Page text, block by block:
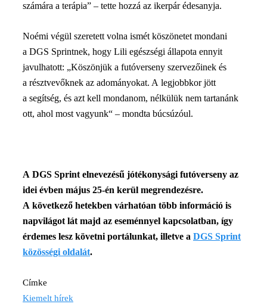
számára a terápia” – tette hozzá az ikerpár édesanyja.
Noémi végül szeretett volna ismét köszönetet mondani
a DGS Sprintnek, hogy Lili egészségi állapota ennyit
javulhatott: „Köszönjük a futóverseny szervezőinek és
a résztvevőknek az adományokat. A legjobbkor jött
a segítség, és azt kell mondanom, nélkülük nem tartanánk
ott, ahol most vagyunk“ – mondta búcsúzóul.
A DGS Sprint elnevezésű jótékonysági futóverseny az
idei évben május 25-én kerül megrendezésre.
A következő hetekben várhatóan több információ is
napvilágot lát majd az eseménnyel kapcsolatban, így
érdemes lesz követni portálunkat, illetve a DGS Sprint
közösségi oldalát.
Címke
Kiemelt hírek